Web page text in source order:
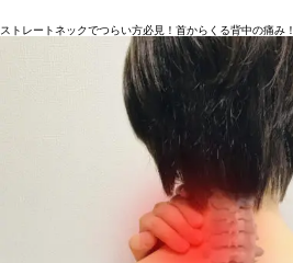
ストレートネックでつらい方必見！首からくる背中の痛み！